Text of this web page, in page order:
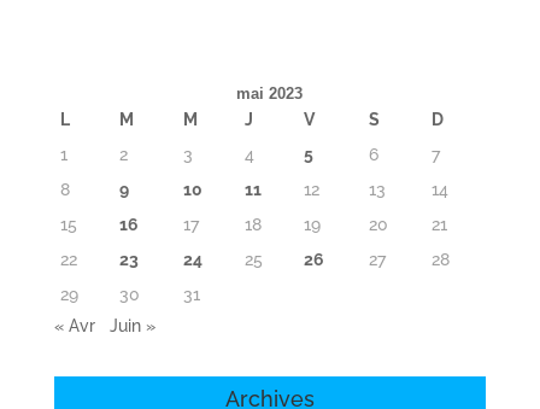
mai 2023
L M M J V S
D
1
2 3 4 5 6
7
8
9 10 11 12 13
14
15
16 17 18 19 20
21
22
23 24 25 26 27
28
29
30
31
« Avr
Juin »
Archives